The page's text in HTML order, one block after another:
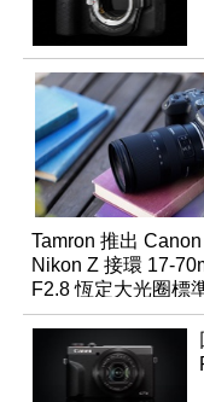
Tamron 推出
Nikon Z 接環 17-
F2.8 恆定大光圈標
鏡